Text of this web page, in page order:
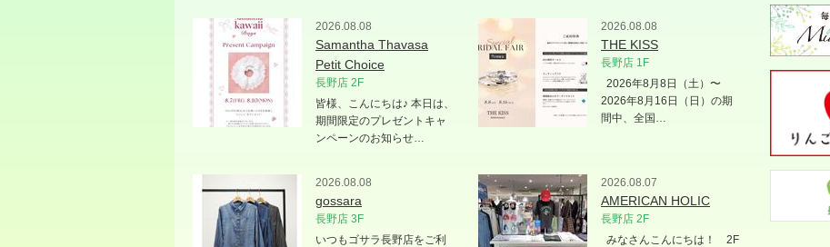
2026.08.08
Samantha Thavasa
Petit Choice
長野店 2F
皆様、こんにちは♪ 本日は、
期間限定のプレゼントキャ
ンペーンのお知らせ…
2026.08.08
THE KISS
長野店 1F
2026年8月8日（土）〜
2026年8月16日（日）の期
間中、全国…
2026.08.08
gossara
長野店 3F
いつもゴサラ長野店をご利
2026.08.07
AMERICAN HOLIC
長野店 2F
みなさんこんにちは！ 2F